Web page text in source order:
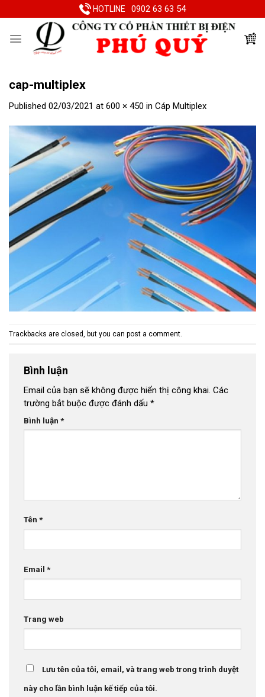
to
HOTLINE 0902 63 63 54
cap-multiplex
Published 02/03/2021 at 600 × 450 in Cáp Multiplex
Trackbacks are closed, but you can post a comment.
Bình luận
Email của bạn sẽ không được hiển thị công khai. Các
trường bắt buộc được đánh dấu *
Bình luận *
Tên *
Email *
Trang web
Lưu tên của tôi, email, và trang web trong trình duyệt
này cho lần bình luận kế tiếp của tôi.